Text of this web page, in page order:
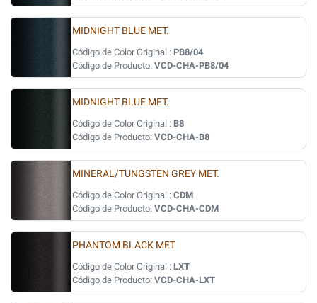
MIDNIGHT BLUE MET.
Código de Color Original : PB8/04
Código de Producto: VCD-CHA-PB8/04
MIDNIGHT BLUE MET.
Código de Color Original : B8
Código de Producto: VCD-CHA-B8
MINERAL/TUNGSTEN GREY MET.
Código de Color Original : CDM
Código de Producto: VCD-CHA-CDM
PHANTOM BLACK MET
Código de Color Original : LXT
Código de Producto: VCD-CHA-LXT